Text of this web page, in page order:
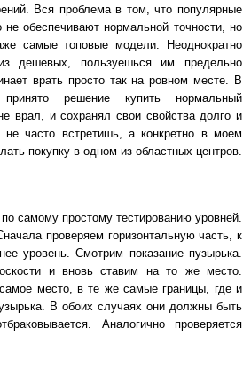
Вся проблема в том, что популярные
обеспечивают нормальной точности, но
самые топовые модели. Неоднократно
дешевых, пользуешься им предельно
врать просто так на ровном месте. В
решение купить нормальный
врал, и сохранял свои свойства долго и
часто встретишь, а конкретно в моем
покупку в одном из областных центров.
самому простому тестированию уровней.
проверяем горизонтальную часть, к
уровень. Смотрим показание пузырька.
и вновь ставим на то же место.
место, в те же самые границы, где и
В обоих случаях они должны быть
Аналогично проверяется